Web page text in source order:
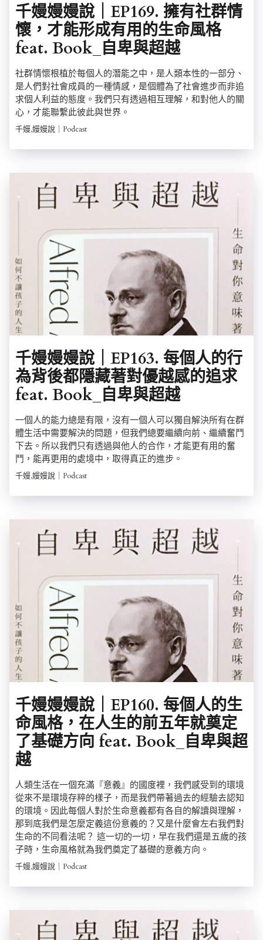
千嫚嫚嫚說｜EP169. 擁有社群情
懷，才能形成有用的生命風格
feat. Book_自卑與超越
社群情懷根植於每個人的潛能之中，是人類本性的一部分、
是人們對社會成員的一種情感，是個體為了社會進步而非追
求個人利益的態度。我們只有透過相互理解，和對他人的關
心，才能聯繫此彼此與世界。
千嫚,嫚嫚說｜Podcast
千嫚嫚嫚說｜EP163. 每個人的行
為背後都隱藏著對優越感的追求
feat. Book_自卑與超越
一個人的能力總是有限，沒有一個人可以獨自解決所有在群
體生活中需要解決的問題，但我們總要繼續向前、繼續奮鬥
下去。所以我們只有透過與他人的合作，才能更有用的奮
鬥，能再更用的處境中，取得真正的進步。
千嫚,嫚嫚說｜Podcast
千嫚嫚嫚說｜EP160. 每個人的生
命風格，在人生的前五年就奠定
了基礎方向 feat. Book_自卑與超
越
人類生活在一個充滿『意義』的國度裡，我們感受到的環境
從來不是環境存粹的樣子，而是我們帶著過去的經驗去認知
的環境。因此每個人對於生命意義都有各自的解讀與理解，
那到底我們是怎麼定義這份意義的？又是什麼會左右我們對
生命的不同看法呢？ 這一切的一切，早在我們還是五歲的孩
子時，生命風格就為我們奠定了基礎的意義方向。
千嫚,嫚嫚說｜Podcast